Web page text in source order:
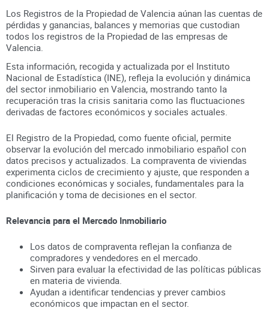
Los Registros de la Propiedad de Valencia aúnan las cuentas de
pérdidas y ganancias, balances y memorias que custodian
todos los registros de la Propiedad de las empresas de
Valencia
Esta información, recogida y actualizada por el Instituto
Nacional de Estadística (INE), refleja la evolución y dinámica
del sector inmobiliario en Valencia, mostrando tanto la
recuperación tras la crisis sanitaria como las fluctuaciones
derivadas de factores económicos y sociales actuales.
El Registro de la Propiedad, como fuente oficial, permite
observar la evolución del mercado inmobiliario español con
datos precisos y actualizados. La compraventa de viviendas
experimenta ciclos de crecimiento y ajuste, que responden a
condiciones económicas y sociales, fundamentales para la
planificación y toma de decisiones en el sector.
Relevancia para el Mercado Inmobiliario
Los datos de compraventa reflejan la confianza de
compradores y vendedores en el mercado.
Sirven para evaluar la efectividad de las políticas públicas
en materia de vivienda.
Ayudan a identificar tendencias y prever cambios
económicos que impactan en el sector.